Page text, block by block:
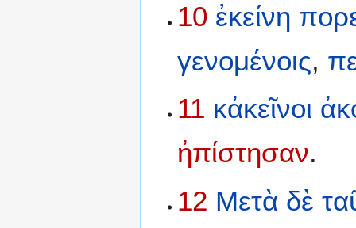
10 ἐκείνη
γενομένοις,
11 κἀκεῖνοι
ἠπίστησαν.
12 Μετὰ δὲ